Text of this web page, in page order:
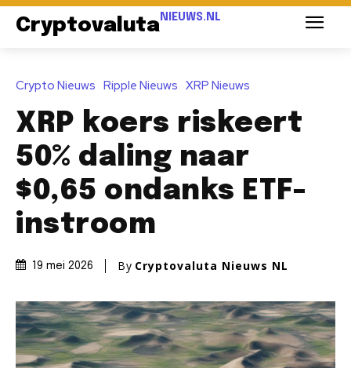
Cryptovaluta NIEUWS.NL
Crypto Nieuws Ripple Nieuws XRP Nieuws
XRP koers riskeert
50% daling naar
$0,65 ondanks ETF-
instroom
19 mei 2026 By Cryptovaluta Nieuws NL